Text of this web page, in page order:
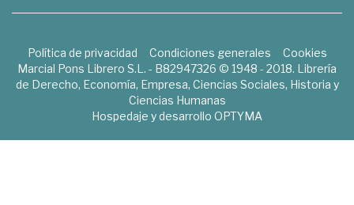
Política de privacidad Condiciones generales
Cookies
Marcial Pons Librero S.L. - B82947326 © 1948 - 2018. Librería
de Derecho, Economía, Empresa, Ciencias Sociales, Historia y
Ciencias Humanas
Hospedaje y desarrollo OPTYMA